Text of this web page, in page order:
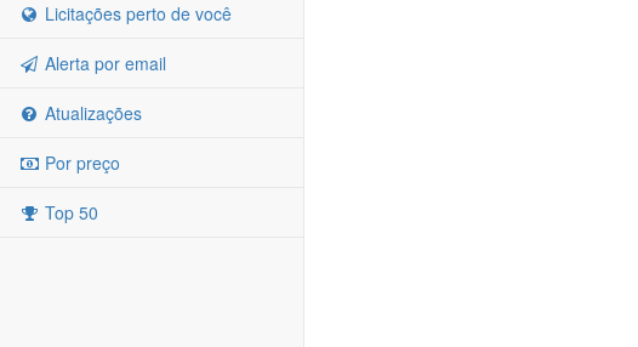
Licitações perto de você
Alerta por email
Atualizações
Por preço
Top 50